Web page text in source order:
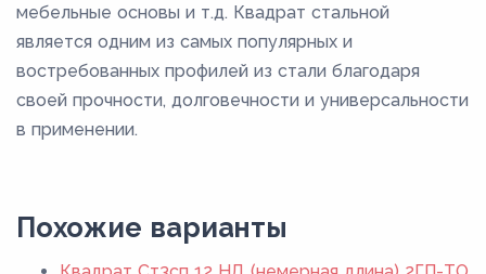
мебельные основы и т.д. Квадрат стальной
является одним из самых популярных и
востребованных профилей из стали благодаря
своей прочности, долговечности и универсальности
в применении.
Похожие варианты